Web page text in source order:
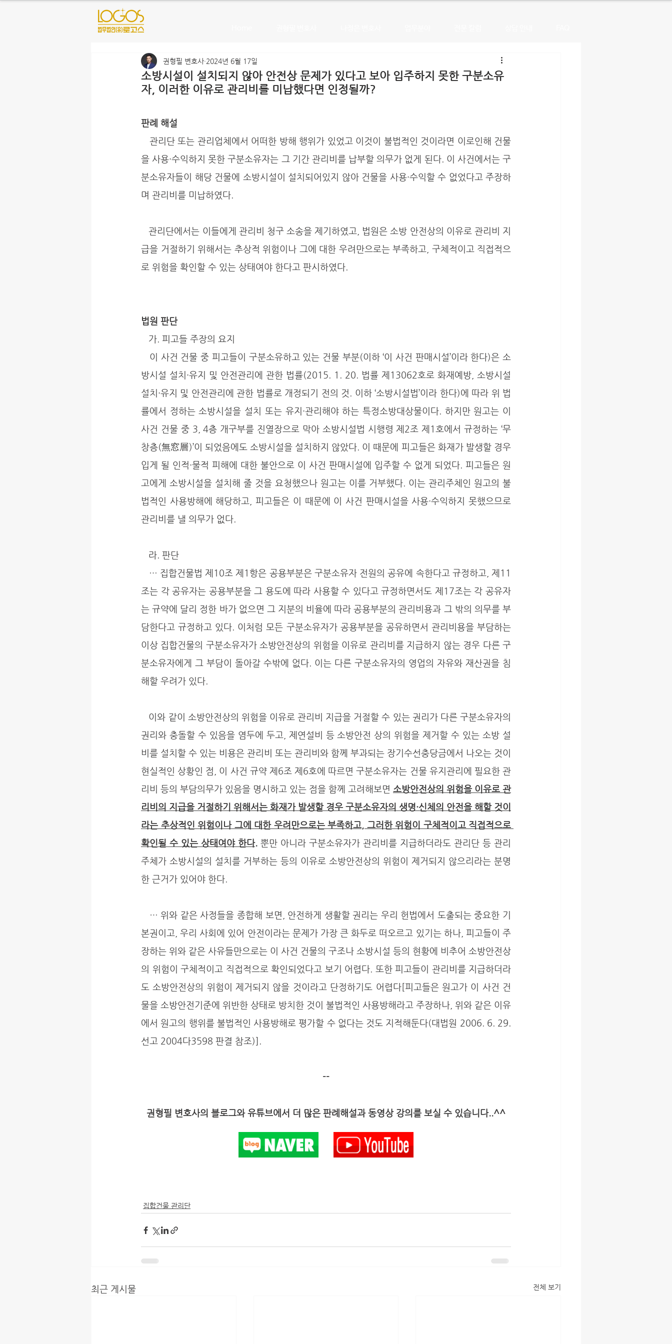
소방시설이 설치되지 않아 안전상 문제가 있다고 보아 입주하지 못한 구분소유
자, 이러한 이유로 관리비를 미납했다면 인정될까?
권형필 변호사 2024년 6월 17일
판례 해설
을 사용·수익하지 못한 구분소유자는 그 기간 관리비를 납부할 의무가 없게 된다. 이 사건에서는 구
분소유자들이 해당 건물에 소방시설이 설치되어있지 않아 건물을 사용·수익할 수 없었다고 주장하
며 관리비를 미납하였다.
   관리단에서는 이들에게 관리비 청구 소송을 제기하였고, 법원은 소방 안전상의 이유로 관리비 지
급을 거절하기 위해서는 추상적 위험이나 그에 대한 우려만으로는 부족하고, 구체적이고 직접적으
로 위험을 확인할 수 있는 상태여야 한다고 판시하였다.
법원 판단
   가. 피고들 주장의 요지
방시설 설치·유지 및 안전관리에 관한 법률(2015. 1. 20. 법률 제13062호로 화재예방, 소방시설
설치·유지 및 안전관리에 관한 법률로 개정되기 전의 것. 이하 ‘소방시설법’이라 한다)에 따라 위 법
률에서 정하는 소방시설을 설치 또는 유지·관리해야 하는 특정소방대상물이다. 하지만 원고는 이
사건 건물 중 3, 4층 개구부를 진열장으로 막아 소방시설법 시행령 제2조 제1호에서 규정하는 ‘무
창층(無窓層)’이 되었음에도 소방시설을 설치하지 않았다. 이 때문에 피고들은 화재가 발생할 경우
입게 될 인적·물적 피해에 대한 불안으로 이 사건 판매시설에 입주할 수 없게 되었다. 피고들은 원
고에게 소방시설을 설치해 줄 것을 요청했으나 원고는 이를 거부했다. 이는 관리주체인 원고의 불
법적인 사용방해에 해당하고, 피고들은 이 때문에 이 사건 판매시설을 사용·수익하지 못했으므로
관리비를 낼 의무가 없다.
   라. 판단
조는 각 공유자는 공용부분을 그 용도에 따라 사용할 수 있다고 규정하면서도 제17조는 각 공유자
는 규약에 달리 정한 바가 없으면 그 지분의 비율에 따라 공용부분의 관리비용과 그 밖의 의무를 부
담한다고 규정하고 있다. 이처럼 모든 구분소유자가 공용부분을 공유하면서 관리비용을 부담하는
이상 집합건물의 구분소유자가 소방안전상의 위험을 이유로 관리비를 지급하지 않는 경우 다른 구
분소유자에게 그 부담이 돌아갈 수밖에 없다. 이는 다른 구분소유자의 영업의 자유와 재산권을 침
해할 우려가 있다.
권리와 충돌할 수 있음을 염두에 두고, 제연설비 등 소방안전 상의 위험을 제거할 수 있는 소방 설
비를 설치할 수 있는 비용은 관리비 또는 관리비와 함께 부과되는 장기수선충당금에서 나오는 것이
현실적인 상황인 점, 이 사건 규약 제6조 제6호에 따르면 구분소유자는 건물 유지관리에 필요한 관
리비 등의 부담의무가 있음을 명시하고 있는 점을 함께 고려해보면 소방안전상의 위험을 이유로 관
리비의 지급을 거절하기 위해서는 화재가 발생할 경우 구분소유자의 생명·신체의 안전을 해할 것이
라는 추상적인 위험이나 그에 대한 우려만으로는 부족하고, 그러한 위험이 구체적이고 직접적으로
확인될 수 있는 상태여야 한다. 뿐만 아니라 구분소유자가 관리비를 지급하더라도 관리단 등 관리
주체가 소방시설의 설치를 거부하는 등의 이유로 소방안전상의 위험이 제거되지 않으리라는 분명
한 근거가 있어야 한다.
본권이고, 우리 사회에 있어 안전이라는 문제가 가장 큰 화두로 떠오르고 있기는 하나, 피고들이 주
장하는 위와 같은 사유들만으로는 이 사건 건물의 구조나 소방시설 등의 현황에 비추어 소방안전상
의 위험이 구체적이고 직접적으로 확인되었다고 보기 어렵다. 또한 피고들이 관리비를 지급하더라
도 소방안전상의 위험이 제거되지 않을 것이라고 단정하기도 어렵다[피고들은 원고가 이 사건 건
물을 소방안전기준에 위반한 상태로 방치한 것이 불법적인 사용방해라고 주장하나, 위와 같은 이유
에서 원고의 행위를 불법적인 사용방해로 평가할 수 없다는 것도 지적해둔다(대법원 2006. 6. 29.
선고 2004다3598 판결 참조)].
--
권형필 변호사의 블로그와 유튜브에서 더 많은 판례해설과 동영상 강의를 보실 수 있습니다..^^
집합건물 관리단
최근 게시물 전체 보기